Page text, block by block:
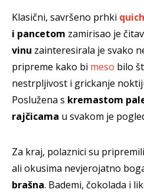
Klasični, savršeno prhki
i pancetom zamirisao je
vinu zainteresirala je svako
pripreme kako bi meso bilo
nestrpljivost i grickanje
Poslužena s kremastom
rajčicama u svakom je
Za kraj, polaznici su
ali okusima nevjerojatno
brašna. Bademi, čokolada i